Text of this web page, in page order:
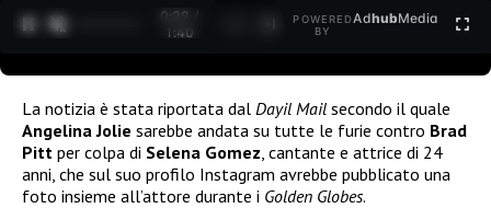
0:30 /
1:40
POWERED
BY
AdhubMedia
La notizia è stata riportata dal Dayil Mail secondo il quale
Angelina Jolie sarebbe andata su tutte le furie contro Brad
Pitt per colpa di Selena Gomez , cantante e attrice di 24
anni, che sul suo profilo Instagram avrebbe pubblicato una
foto insieme all’attore durante i Golden Globes.